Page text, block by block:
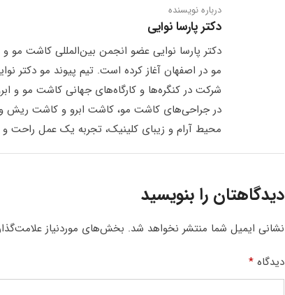
درباره نویسنده
دکتر پارسا نوایی
مو در اصفهان آغاز کرده است. تیم پیوند مو دکتر
شرکت در کنگره‌ها و کارگاه‌های جهانی کاشت مو و
در جراحی‌های کاشت مو، کاشت ابرو و کاشت ریش و
محیط آرام و زیبای کلینیک، تجربه یک عمل راحت و
دیدگاهتان را بنویسید
نشانی ایمیل شما منتشر نخواهد شد. بخش‌های موردنیاز
دیدگاه *